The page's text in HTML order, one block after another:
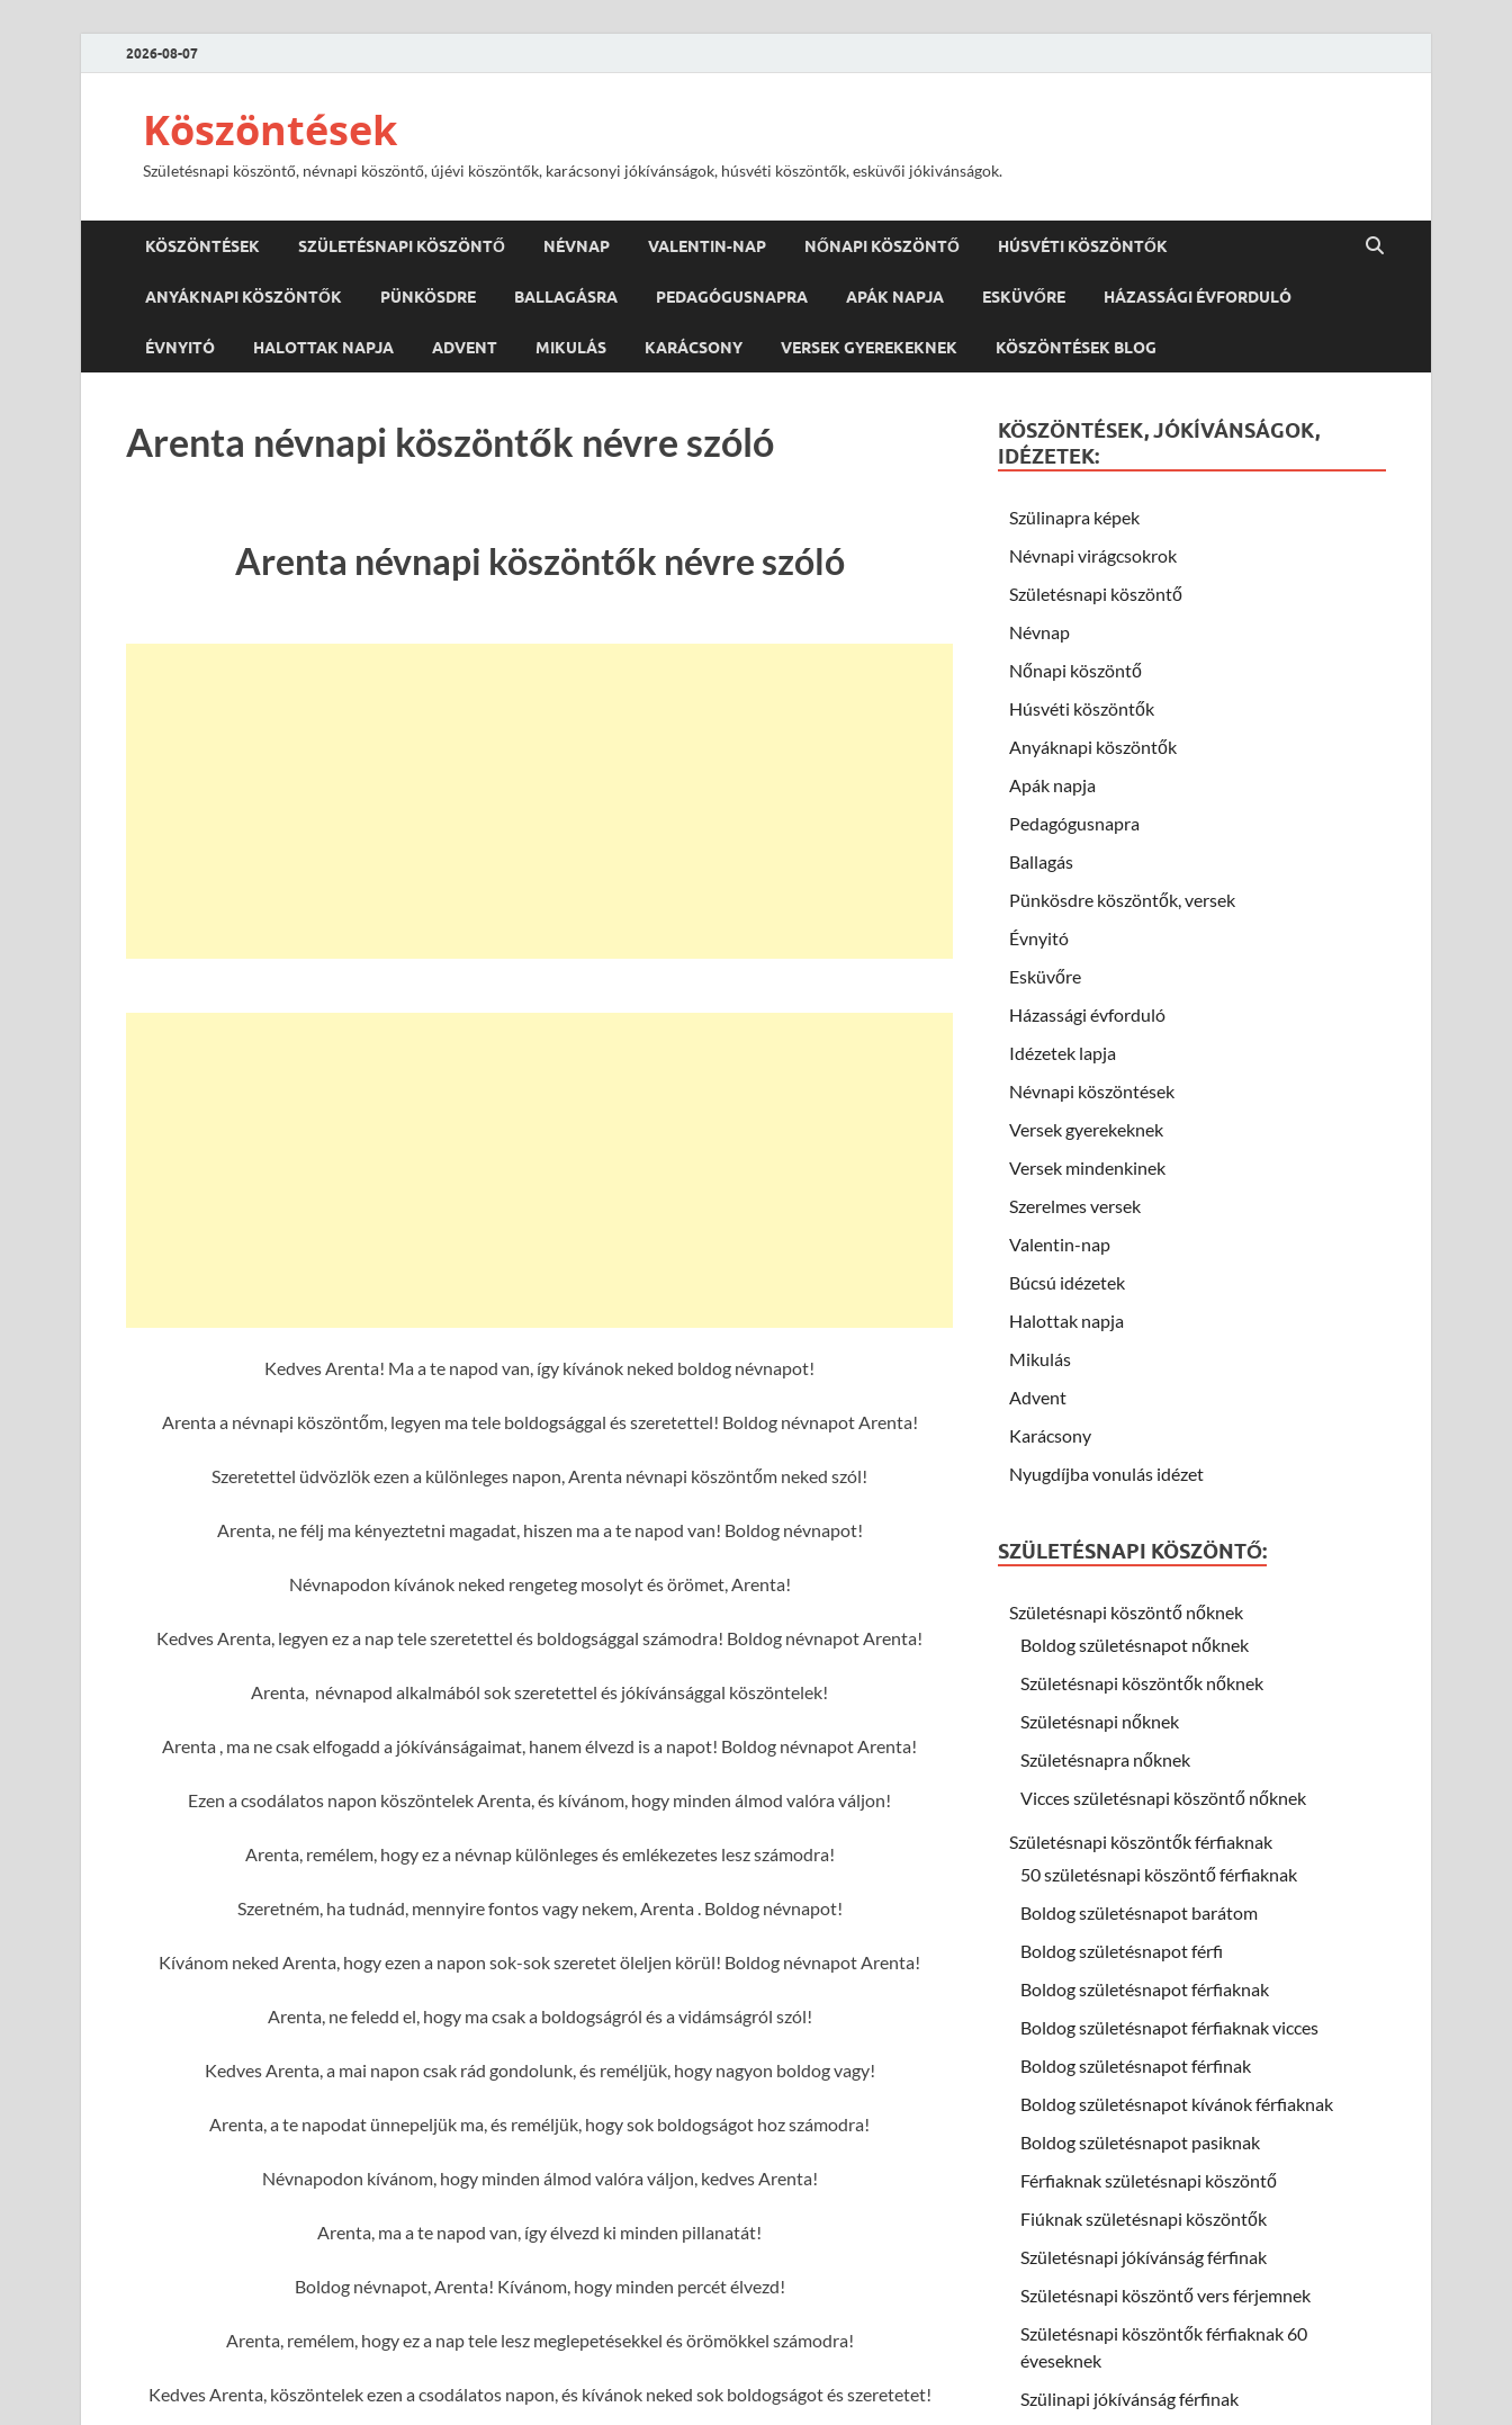
2026-08-07
Köszöntések
Születésnapi köszöntő, névnapi köszöntő, újévi köszöntők, karácsonyi jókívánságok, húsvéti köszöntők, esküvői jókivánságok.
KÖSZÖNTÉSEK SZÜLETÉSNAPI KÖSZÖNTŐ NÉVNAP VALENTIN-NAP NŐNAPI KÖSZÖNTŐ HÚSVÉTI KÖSZÖNTŐK
ANYÁKNAPI KÖSZÖNTŐK PÜNKÖSDRE BALLAGÁSRA PEDAGÓGUSNAPRA APÁK NAPJA ESKÜVŐRE HÁZASSÁGI ÉVFORDULÓ
ÉVNYITÓ HALOTTAK NAPJA ADVENT MIKULÁS KARÁCSONY VERSEK GYEREKEKNEK KÖSZÖNTÉSEK BLOG
Arenta névnapi köszöntők névre szóló
Arenta névnapi köszöntők névre szóló
Kedves Arenta! Ma a te napod van, így kívánok neked boldog névnapot!
Arenta a névnapi köszöntőm, legyen ma tele boldogsággal és szeretettel! Boldog névnapot Arenta!
Szeretettel üdvözlök ezen a különleges napon, Arenta névnapi köszöntőm neked szól!
Arenta, ne félj ma kényeztetni magadat, hiszen ma a te napod van! Boldog névnapot!
Névnapodon kívánok neked rengeteg mosolyt és örömet, Arenta!
Kedves Arenta, legyen ez a nap tele szeretettel és boldogsággal számodra! Boldog névnapot Arenta!
Arenta, névnapod alkalmából sok szeretettel és jókívánsággal köszöntelek!
Arenta , ma ne csak elfogadd a jókívánságaimat, hanem élvezd is a napot! Boldog névnapot Arenta!
Ezen a csodálatos napon köszöntelek Arenta, és kívánom, hogy minden álmod valóra váljon!
Arenta, remélem, hogy ez a névnap különleges és emlékezetes lesz számodra!
Szeretném, ha tudnád, mennyire fontos vagy nekem, Arenta . Boldog névnapot!
Kívánom neked Arenta, hogy ezen a napon sok-sok szeretet öleljen körül! Boldog névnapot Arenta!
Arenta, ne feledd el, hogy ma csak a boldogságról és a vidámságról szól!
Kedves Arenta, a mai napon csak rád gondolunk, és reméljük, hogy nagyon boldog vagy!
Arenta, a te napodat ünnepeljük ma, és reméljük, hogy sok boldogságot hoz számodra!
Névnapodon kívánom, hogy minden álmod valóra váljon, kedves Arenta!
Arenta, ma a te napod van, így élvezd ki minden pillanatát!
Boldog névnapot, Arenta! Kívánom, hogy minden percét élvezd!
Arenta, remélem, hogy ez a nap tele lesz meglepetésekkel és örömökkel számodra!
Kedves Arenta, köszöntelek ezen a csodálatos napon, és kívánok neked sok boldogságot és szeretetet!
KÖSZÖNTÉSEK, JÓKÍVÁNSÁGOK,
IDÉZETEK:
Szülinapra képek
Névnapi virágcsokrok
Születésnapi köszöntő
Névnap
Nőnapi köszöntő
Húsvéti köszöntők
Anyáknapi köszöntők
Apák napja
Pedagógusnapra
Ballagás
Pünkösdre köszöntők, versek
Évnyitó
Esküvőre
Házassági évforduló
Idézetek lapja
Névnapi köszöntések
Versek gyerekeknek
Versek mindenkinek
Szerelmes versek
Valentin-nap
Búcsú idézetek
Halottak napja
Mikulás
Advent
Karácsony
Nyugdíjba vonulás idézet
SZÜLETÉSNAPI KÖSZÖNTŐ:
Születésnapi köszöntő nőknek
Boldog születésnapot nőknek
Születésnapi köszöntők nőknek
Születésnapi nőknek
Születésnapra nőknek
Vicces születésnapi köszöntő nőknek
Születésnapi köszöntők férfiaknak
50 születésnapi köszöntő férfiaknak
Boldog születésnapot barátom
Boldog születésnapot férfi
Boldog születésnapot férfiaknak
Boldog születésnapot férfiaknak vicces
Boldog születésnapot férfinak
Boldog születésnapot kívánok férfiaknak
Boldog születésnapot pasiknak
Férfiaknak születésnapi köszöntő
Fiúknak születésnapi köszöntők
Születésnapi jókívánság férfinak
Születésnapi köszöntő vers férjemnek
Születésnapi köszöntők férfiaknak 60
éveseknek
Szülinapi jókívánság férfinak